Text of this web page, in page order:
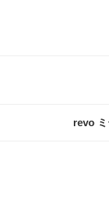
revo